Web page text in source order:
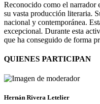
Reconocido como el narrador
su vasta producción literaria.
nacional y contemporánea.
excepcional. Durante esta
que ha conseguido de forma
QUIENES PARTICIPAN
Hernán Rivera Letelier